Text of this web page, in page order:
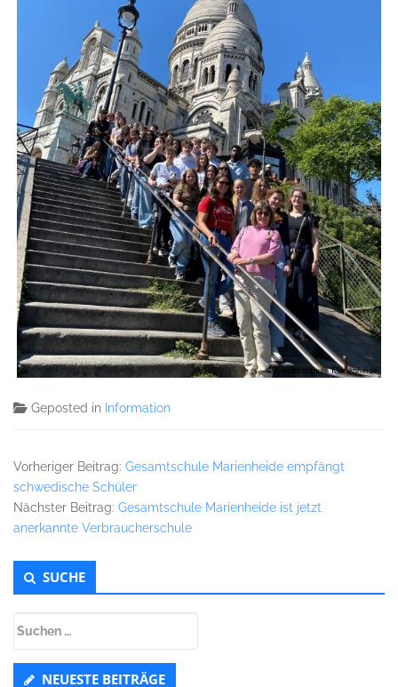
Geposted in Information
Vorheriger Beitrag: Gesamtschule Marienheide empfängt
schwedische Schüler
Nächster Beitrag: Gesamtschule Marienheide ist jetzt
anerkannte Verbraucherschule
Untergeordnet
Seitenleiste
SUCHE
NEUESTE BEITRÄGE